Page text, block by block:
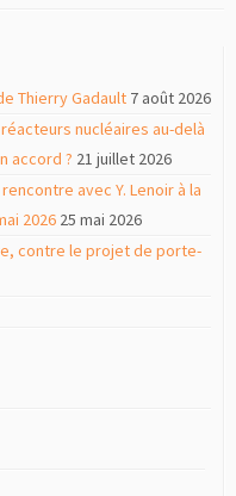
Thierry Gadault 7 août 2026
nucléaires au-delà
accord ? 21 juillet 2026
avec Y. Lenoir à la
2026 25 mai 2026
contre le projet de porte-